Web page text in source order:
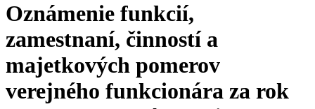
Oznámenie funkcií,
zamestnaní, činností a
majetkových pomerov
verejného funkcionára za rok